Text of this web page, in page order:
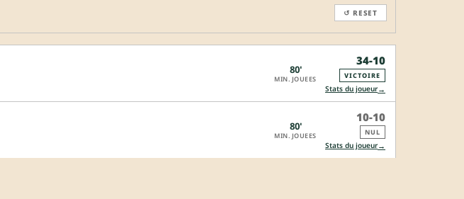
↺ RESET
80'
MIN. JOUEES
34-10
VICTOIRE
Stats du joueur→
80'
MIN. JOUEES
10-10
NUL
Stats du joueur→